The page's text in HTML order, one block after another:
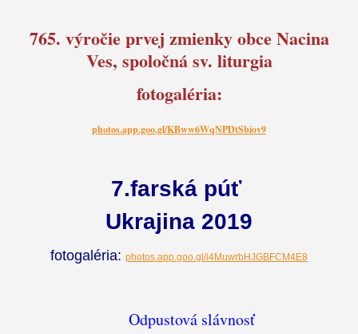
765. výročie prvej zmienky obce Nacina
Ves, spoločná sv. liturgia
fotogaléria:
photos.app.goo.gl/KBww6WqNPDtSbiov9
7.farská púť
Ukrajina 2019
fotogaléria: photos.app.goo.gl/i4MuwrbHJGBFCM4E8
Odpustová slávnosť